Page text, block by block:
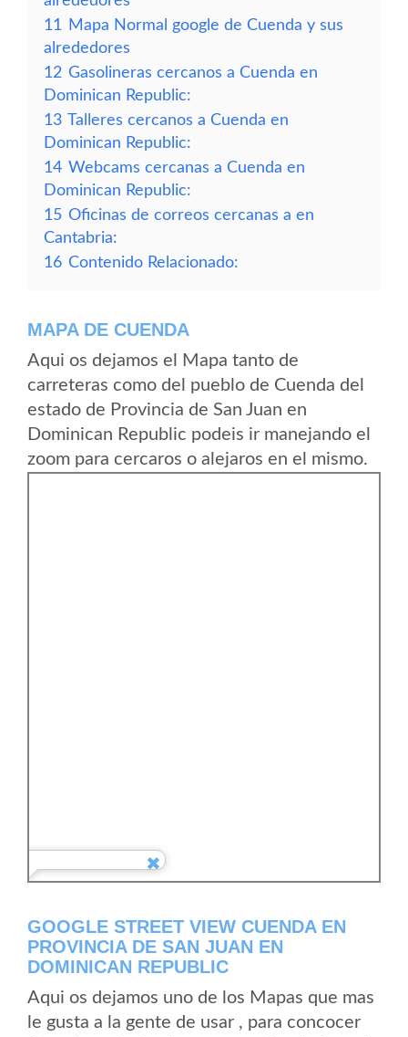
11
Mapa Normal google de Cuenda y sus
alrededores
12 Gasolineras cercanos a Cuenda en
Dominican Republic:
13 Talleres cercanos a Cuenda en
Dominican Republic:
14 Webcams cercanas a Cuenda en
Dominican Republic:
15 Oficinas de correos cercanas a en
Cantabria:
16 Contenido Relacionado:
MAPA DE CUENDA
Aqui os dejamos el Mapa tanto de
carreteras como del pueblo de Cuenda del
estado de Provincia de San Juan en
Dominican Republic podeis ir manejando el
zoom para cercaros o alejaros en el mismo.
GOOGLE STREET VIEW CUENDA EN
PROVINCIA DE SAN JUAN EN
DOMINICAN REPUBLIC
Aqui os dejamos uno de los Mapas que mas
le gusta a la gente de usar , para concocer